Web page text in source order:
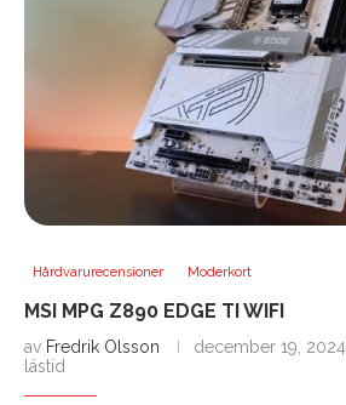
Hårdvarurecensioner Moderkort
MSI MPG Z890 EDGE TI WIFI
av Fredrik Olsson december 19, 2024
lästid